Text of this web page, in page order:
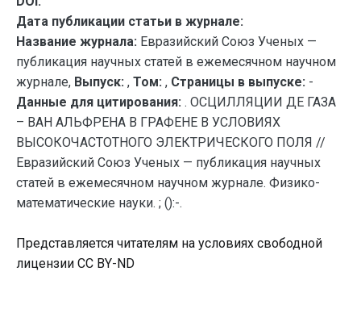
Дата публикации статьи в журнале:
Название журнала: Евразийский Союз Ученых —
публикация научных статей в ежемесячном научном
журнале, Выпуск: , Том: , Страницы в выпуске: -
Данные для цитирования: . ОСЦИЛЛЯЦИИ ДЕ ГАЗА
– ВАН АЛЬФРЕНА В ГРАФЕНЕ В УСЛОВИЯХ
ВЫСОКОЧАСТОТНОГО ЭЛЕКТРИЧЕСКОГО ПОЛЯ //
Евразийский Союз Ученых — публикация научных
статей в ежемесячном научном журнале. Физико-
математические науки. ; ():-.
Представляется читателям на условиях свободной
лицензии CC BY-ND